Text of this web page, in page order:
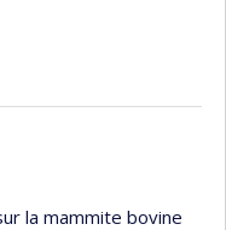
la mammite bovine